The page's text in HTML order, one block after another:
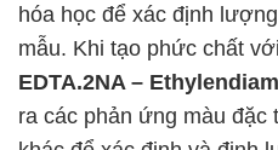
hóa học để xác định
mẫu. Khi tạo phức chất
EDTA.2NA –
ra các phản ứng màu